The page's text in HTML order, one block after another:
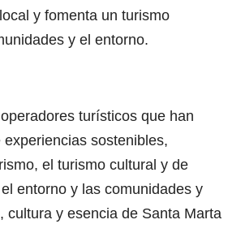
y fomenta un turismo
y el entorno.
turísticos que han
sostenibles,
el turismo cultural y de
entorno y las comunidades y
y esencia de Santa Marta